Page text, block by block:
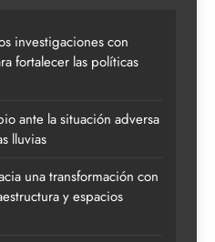
investigaciones con
fortalecer las políticas
ante la situación adversa
lluvias
una transformación con
y espacios